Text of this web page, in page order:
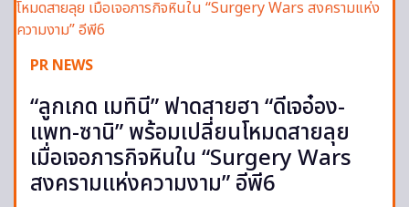
PR NEWS
“ลูกเกด เมทินี” ฟาดสายฮา “ดีเจอ๋อง-
แพท-ซานิ” พร้อมเปลี่ยนโหมดสายลุย
เมื่อเจอภารกิจหินใน “Surgery Wars
สงครามแห่งความงาม” อีพี6